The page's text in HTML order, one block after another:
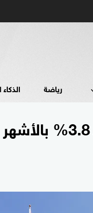
رياضة